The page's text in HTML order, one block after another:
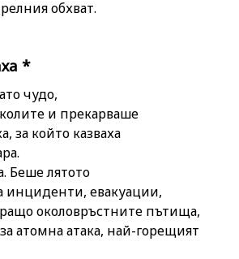
обхват.
*
чудо,
и прекарваше
за който казваха
Беше лятото
инциденти, евакуации,
околовръстните пътища,
атомна атака, най-горещият